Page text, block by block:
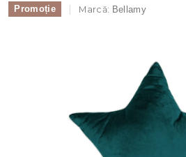
Promoție Marcă: Bellamy